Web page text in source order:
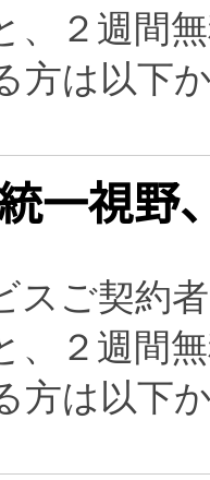
、２週間
方は以下
一視野
スご契約
、２週間
方は以下